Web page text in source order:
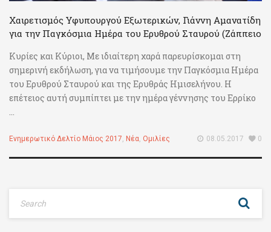
Χαιρετισμός Υφυπουργού Εξωτερικών, Γιάννη Αμανατίδη
για την Παγκόσμια Ημέρα του Ερυθρού Σταυρού (Ζάππειο
Κυρίες και Κύριοι, Με ιδιαίτερη χαρά παρευρίσκομαι στη
σημερινή εκδήλωση, για να τιμήσουμε την Παγκόσμια Ημέρα
του Ερυθρού Σταυρού και της Ερυθράς Ημισελήνου. Η
επέτειος αυτή συμπίπτει με την ημέρα γέννησης του Ερρίκο
...
Ενημερωτικό Δελτίο Μάιος 2017, Νέα, Ομιλίες 08.05.2017 0